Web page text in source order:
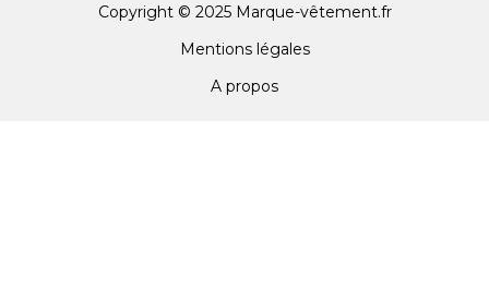
Copyright © 2025 Marque-vêtement.fr
Mentions légales
A propos